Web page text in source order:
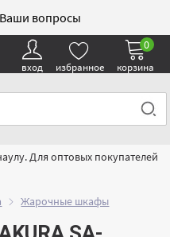
вопросы
вход избранное корзина
0
Для оптовых покупателей
Жарочные шкафы